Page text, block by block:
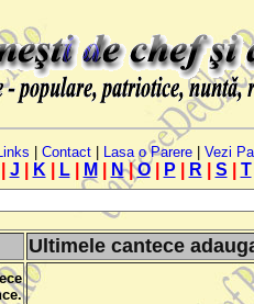
Contact| Lasa o Parere| Vezi
J K L| M N|O| P R S T|
Ultimele cantece